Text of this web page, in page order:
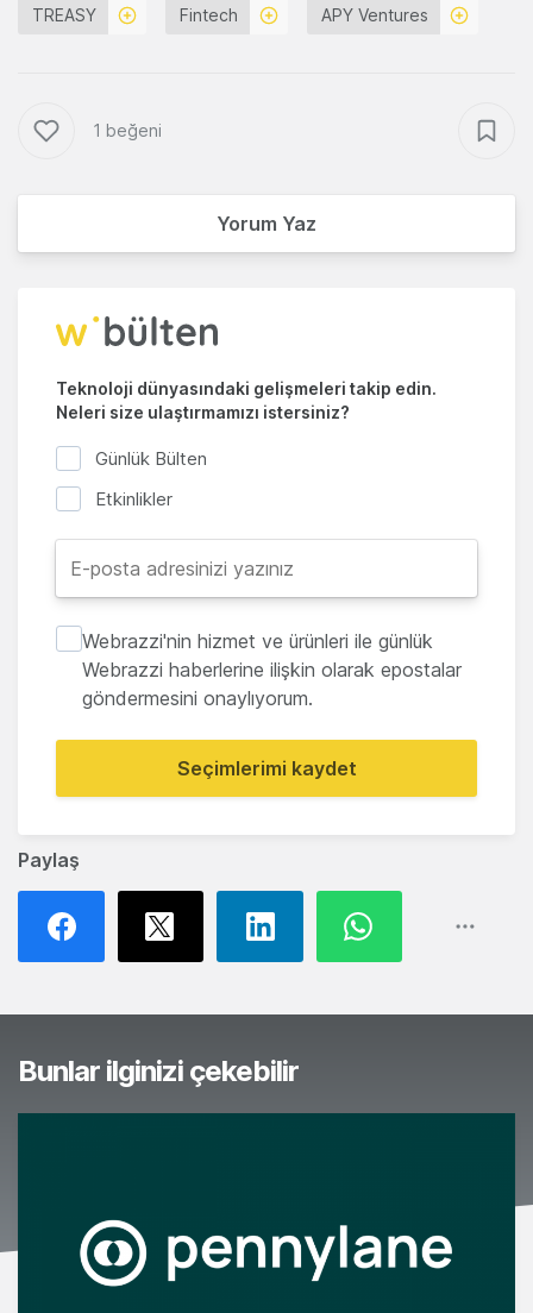
Paylaş
TREASY Fintech APY Ventures
1 beğeni
Yorum Yaz
Teknoloji dünyasındaki gelişmeleri takip edin.
Neleri size ulaştırmamızı istersiniz?
Günlük Bülten
Etkinlikler
Webrazzi'nin hizmet ve ürünleri ile günlük
Webrazzi haberlerine ilişkin olarak epostalar
göndermesini onaylıyorum.
Seçimlerimi kaydet
Bunlar ilginizi çekebilir